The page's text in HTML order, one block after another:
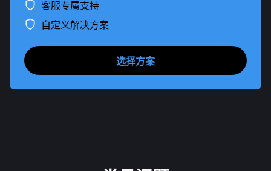
客服专属支持
自定义解决方案
选择方案